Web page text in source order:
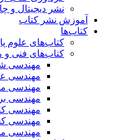
نشر دیجیتال و
آموزش نشر کتاب
کتاب‌ها
کتاب‌های علوم
کتاب‌های فنی و
مهندسی
مهندسی
مهندسی
مهندسی
مهندسی
مهندسی
مهندسی